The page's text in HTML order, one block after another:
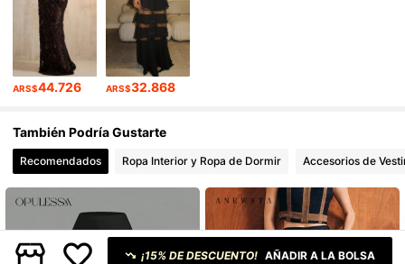
4,86 554K Seguidores
ARS$44.726 ARS$32.868
También Podría Gustarte
Recomendados Ropa Interior y Ropa de Dormir Accesorios de
¡15% DE DESCUENTO! AÑADIR A LA BOLSA